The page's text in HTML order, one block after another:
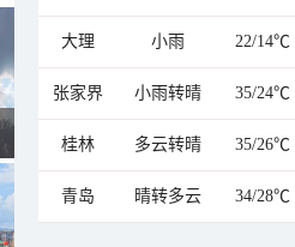
大理 小雨 22/14℃
张家界 小雨转晴 35/24℃
桂林 多云转晴 35/26℃
青岛 晴转多云 34/28℃